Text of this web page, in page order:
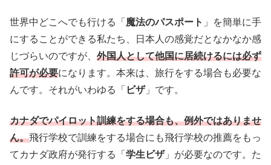
世界中どこへでも行ける「 魔法のパスポート 」を簡単に手
にすることができる私たち、日本人の感覚だとなかなか感
じづらいのですが、 外国人として他国に居続けるには必ず
許可が必要になります。本来は、旅行をする場合も必要な
んです。それがいわゆる「 ビザ」です。
カナダでパイロット訓練をする場合も、例外ではありませ
ん。飛行学校で訓練をする場合にも飛行学校の推薦をもっ
てカナダ政府が発行する「 学生ビザ」が必要なのです。た